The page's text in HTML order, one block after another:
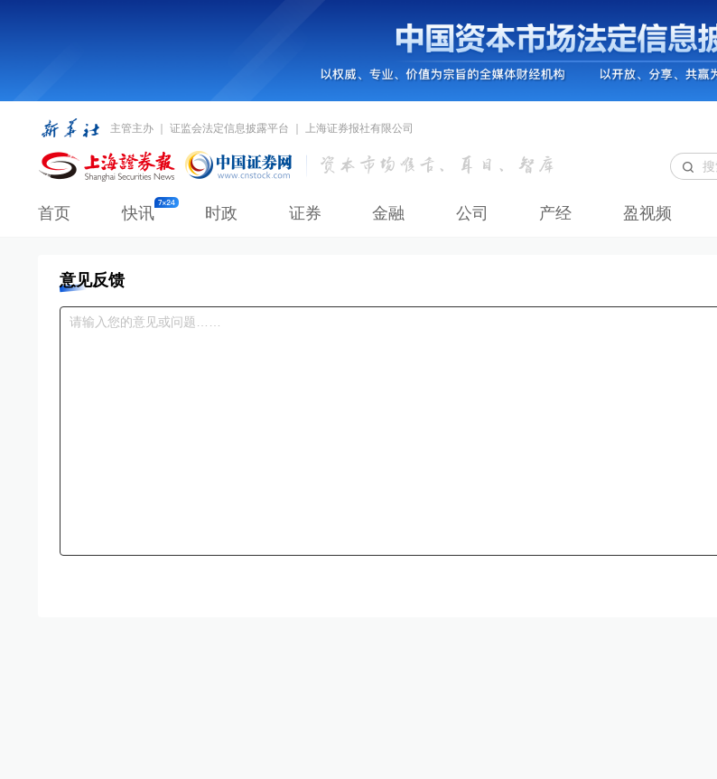
主管主办 ｜ 证监会法定信息披露平台 ｜ 上海证券报社有限公司
首页 快讯 时政 证券 金融 公司 产经 盈视频
意见反馈